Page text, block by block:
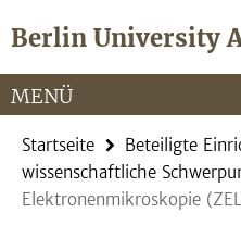
direkt
Inhalt
Berlin University
Service-
Navigation
MENÜ
Startseite
Beteiligte
wissenschaftliche
Elektronenmikroskopie